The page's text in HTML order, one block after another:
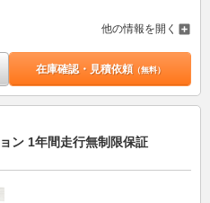
他の情報を開く
在庫確認・見積依頼（無料）
ン 1年間走行無制限保証